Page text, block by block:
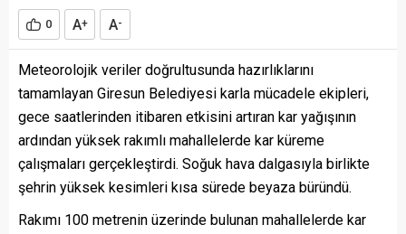
0 A+ A-
Meteorolojik veriler doğrultusunda hazırlıklarını
tamamlayan Giresun Belediyesi karla mücadele ekipleri,
gece saatlerinden itibaren etkisini artıran kar yağışının
ardından yüksek rakımlı mahallelerde kar küreme
çalışmaları gerçekleştirdi. Soğuk hava dalgasıyla birlikte
şehrin yüksek kesimleri kısa sürede beyaza büründü.
Rakımı 100 metrenin üzerinde bulunan mahallelerde kar